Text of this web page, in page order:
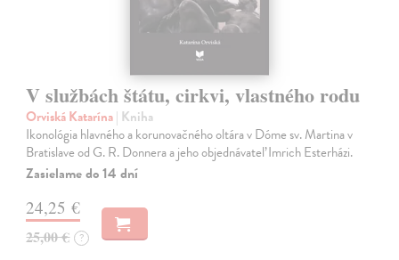
V službách štátu, cirkvi, vlastného rodu
Orviská Katarína| Kniha
Ikonológia hlavného a korunovačného oltára v Dóme sv. Martina v
Bratislave od G. R. Donnera a jeho objednávateľ Imrich Esterházi.
Zasielame do 14 dní
24,25 €
25,00 € ?